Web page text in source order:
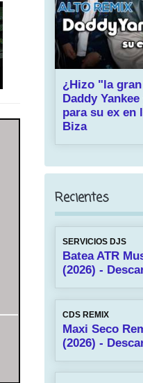
¿Hizo "la
Daddy
para su ex en
Biza
Recientes
SERVICIOS DJS
Batea ATR
(2026) -
CDS REMIX
Maxi Seco
(2026) -